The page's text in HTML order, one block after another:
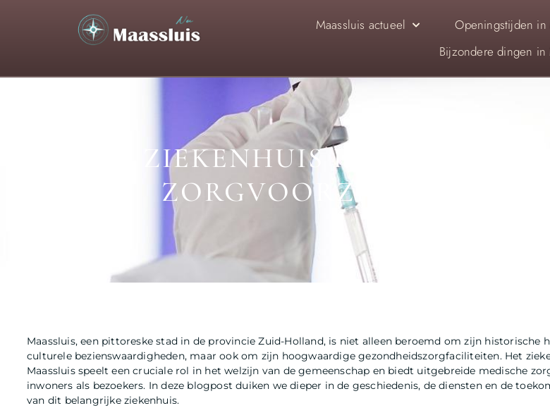
Maassluis actueel Openingstijden in
Bijzondere dingen in
ZIEKENHUIS IN
ZORGVOORZIENING IN
Maassluis, een pittoreske stad in de provincie Zuid-Holland, is niet alleen beroemd om zijn historische
culturele bezienswaardigheden, maar ook om zijn hoogwaardige gezondheidszorgfaciliteiten. Het
Maassluis speelt een cruciale rol in het welzijn van de gemeenschap en biedt uitgebreide medische
inwoners als bezoekers. In deze blogpost duiken we dieper in de geschiedenis, de diensten en de
van dit belangrijke ziekenhuis.